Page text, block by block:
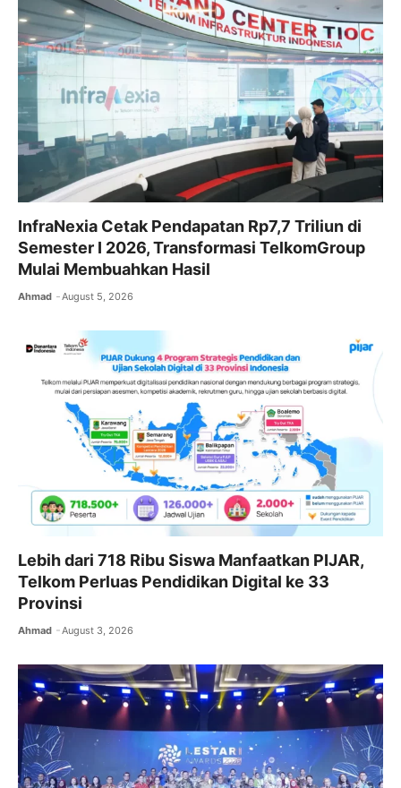
InfraNexia Cetak Pendapatan Rp7,7 Triliun di
Semester I 2026, Transformasi TelkomGroup
Mulai Membuahkan Hasil
Ahmad August 5, 2026
Lebih dari 718 Ribu Siswa Manfaatkan PIJAR,
Telkom Perluas Pendidikan Digital ke 33
Provinsi
Ahmad August 3, 2026